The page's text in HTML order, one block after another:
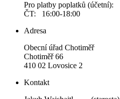
Pro platby poplatků (účetní):
ČT: 16:00-18:00
Adresa
Obecní úřad Chotiměř
Chotiměř 66
410 02 Lovosice 2
Kontakt